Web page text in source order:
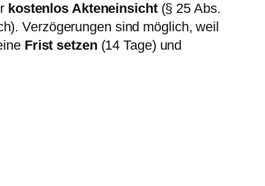
kostenlos Akteneinsicht(§ 25 Abs.
Verzögerungen sind möglich, weil
Frist setzen (14 Tage) und